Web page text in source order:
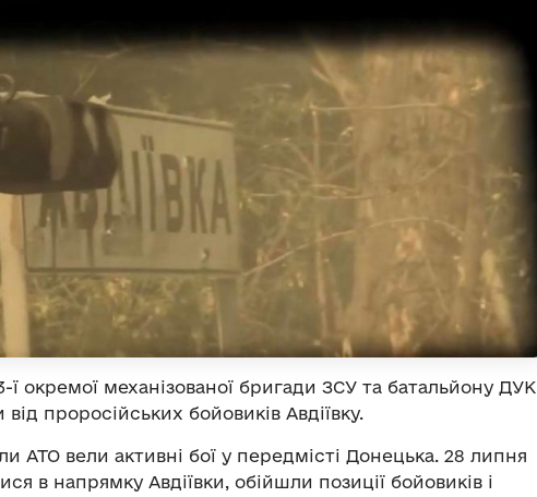
ї окремої механізованої бригади ЗСУ та батальйону ДУК
проросійських бойовиків Авдіївку.
АТО вели активні бої у передмісті Донецька. 28 липня
в напрямку Авдіївки, обійшли позиції бойовиків і